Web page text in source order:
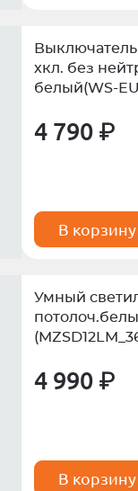
Выключатель
хкл. без
белый(WS-
4 790 ₽
В корзину
Умный
4 990 ₽
В корзину